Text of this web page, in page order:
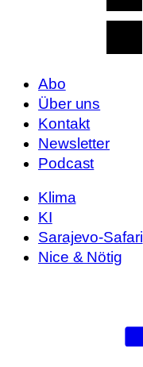
Abo
Über uns
Kontakt
Newsletter
Podcast
Klima
KI
Sarajevo-Safari
Nice & Nötig